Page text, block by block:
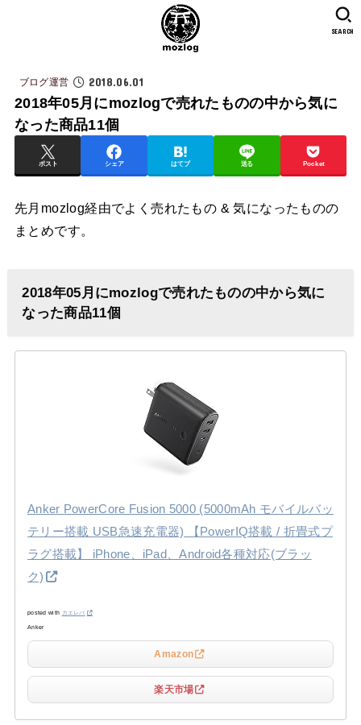
SEARCH
ブログ運営 2018.06.01
2018年05月にmozlogで売れたものの中から気に
なった商品11個
ポスト シェア はてブ 送る Pocket
先月mozlog経由でよく売れたもの & 気になったものの
まとめです。
2018年05月にmozlogで売れたものの中から気に
なった商品11個
Anker PowerCore Fusion 5000 (5000mAh モバイルバッ
テリー搭載 USB急速充電器) 【PowerIQ搭載 / 折畳式プ
ラグ搭載】 iPhone、iPad、Android各種対応(ブラッ
ク)
posted with カエレバ
Anker
Amazon
楽天市場